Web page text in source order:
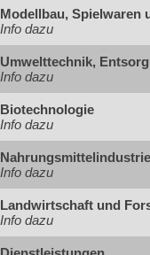
Modellbau, Spielwaren
Info dazu
Umwelttechnik,
Info dazu
Biotechnologie
Info dazu
Info dazu
Landwirtschaft und
Info dazu